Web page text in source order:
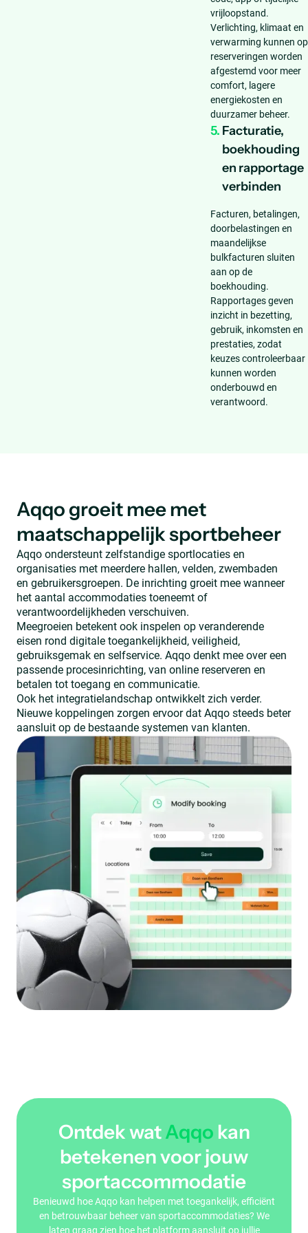
vrijloopstand.
Verlichting, klimaat en
verwarming kunnen op
reserveringen worden
afgestemd voor meer
comfort, lagere
energiekosten en
duurzamer beheer.
5. Facturatie,
boekhouding
en rapportage
verbinden
Facturen, betalingen,
doorbelastingen en
maandelijkse
bulkfacturen sluiten
aan op de
boekhouding.
Rapportages geven
inzicht in bezetting,
gebruik, inkomsten en
prestaties, zodat
keuzes controleerbaar
kunnen worden
onderbouwd en
verantwoord.
Aqqo groeit mee met
maatschappelijk sportbeheer
Aqqo ondersteunt zelfstandige sportlocaties en
organisaties met meerdere hallen, velden, zwembaden
en gebruikersgroepen. De inrichting groeit mee wanneer
het aantal accommodaties toeneemt of
verantwoordelijkheden verschuiven.
Meegroeien betekent ook inspelen op veranderende
eisen rond digitale toegankelijkheid, veiligheid,
gebruiksgemak en selfservice. Aqqo denkt mee over een
passende procesinrichting, van online reserveren en
betalen tot toegang en communicatie.
Ook het integratielandschap ontwikkelt zich verder.
Nieuwe koppelingen zorgen ervoor dat Aqqo steeds beter
aansluit op de bestaande systemen van klanten.
Ontdek watAqqo kan
betekenen voor jouw
sportaccommodatie
Benieuwd hoe Aqqo kan helpen met toegankelijk, efficiënt
en betrouwbaar beheer van sportaccommodaties? We
laten graag zien hoe het platform aansluit op jullie